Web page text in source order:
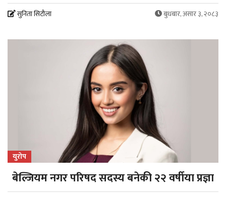
सुनिता सिटौला बुधबार, असार ३, २०८३
युरोप
बेल्जियम नगर परिषद सदस्य बनेकी २२ वर्षीया प्रज्ञा